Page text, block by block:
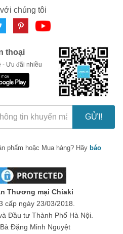
chúng tôi
thoại
- Ưu đãi nhiều
GỬI!
phẩm hoặc Mua hàng? Hãy báo
Thương mại Chiaki
cấp ngày 23/03/2018.
Đầu tư Thành Phố Hà Nội.
Đặng Minh Nguyệt
Bỏ Lỡ! 🎁
Riêng Cho Bạn
kỳ đơn hàng nào.
XXXX
NGAY